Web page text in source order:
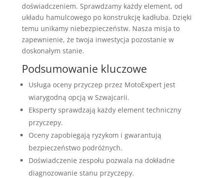
doświadczeniem. Sprawdzamy każdy element, od
układu hamulcowego po konstrukcję kadłuba. Dzięki
temu unikamy niebezpieczeństw. Nasza misja to
zapewnienie, że twoja inwestycja pozostanie w
doskonałym stanie.
Podsumowanie kluczowe
Usługa oceny przyczep przez MotoExpert jest
wiarygodną opcją w Szwajcarii.
Eksperty sprawdzają każdy element techniczny
przyczepy.
Oceny zapobiegają ryzykom i gwarantują
bezpieczeństwo podróżnych.
Doświadczenie zespołu pozwala na dokładne
diagnozowanie stanu przyczepy.